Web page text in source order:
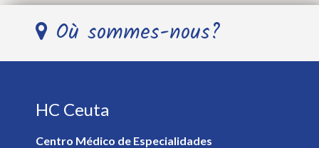
Télephone *
E-mail *
Où sommes-nous?
HC Ceuta
Centro Médico de Especialidades